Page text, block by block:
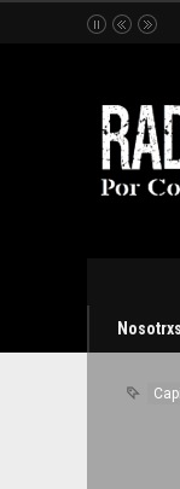
Nosotrxs